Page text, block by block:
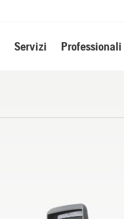
Servizi Professionali